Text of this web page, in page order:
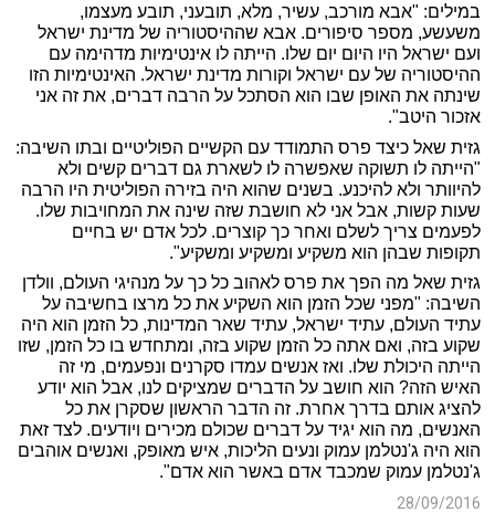
במילים: "אבא מורכב, עשיר, מלא, תובעני, תובע מעצמו,
משעשע, מספר סיפורים. אבא שההיסטוריה של מדינת ישראל
ועם ישראל היו היום יום שלו. הייתה לו אינטימיות מדהימה עם
ההיסטוריה של עם ישראל וקורות מדינת ישראל. האינטימיות הזו
שינתה את האופן שבו הוא הסתכל על הרבה דברים, את זה אני
אזכור היטב".
גזית שאל כיצד פרס התמודד עם הקשיים הפוליטיים ובתו השיבה:
"הייתה לו תשוקה שאפשרה לו לשארת גם דברים קשים ולא
להיוותר ולא להיכנע. בשנים שהוא היה בזירה הפוליטית היו הרבה
שעות קשות, אבל אני לא חושבת שזה שינה את המחויבות שלו.
לפעמים צריך לשלם ואחר כך קוצרים. לכל אדם יש בחיים
תקופות שבהן הוא משקיע ומשקיע ומשקיע".
גזית שאל מה הפך את פרס לאהוב כל כך על מנהיגי העולם, וולדן
השיבה: "מפני שכל הזמן הוא השקיע את כל מרצו בחשיבה על
עתיד העולם, עתיד ישראל, עתיד שאר המדינות, כל הזמן הוא היה
שקוע בזה, ואם אתה כל הזמן שקוע בזה, ומתחדש בו כל הזמן, שזו
הייתה היכולת שלו. ואז אנשים עמדו סקרנים ונפעמים, מי זה
האיש הזה? הוא חושב על הדברים שמציקים לנו, אבל הוא יודע
להציג אותם בדרך אחרת. זה הדבר הראשון שסקרן את כל
האנשים, מה הוא יגיד על דברים שכולם מכירים ויודעים. לצד זאת
הוא היה ג'נטלמן עמוק ונעים הליכות, איש מאופק, ואנשים אוהבים
ג'נטלמן עמוק שמכבד אדם באשר הוא אדם".
28/09/2016